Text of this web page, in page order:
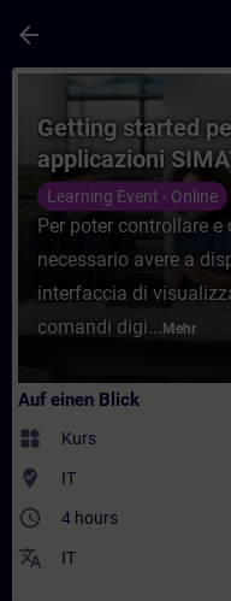
arrow_back
Kurs - Getting
Getting started
applicazioni
Learning Event - Online
Per poter controllare
necessario avere a
interfaccia di
comandi digi... Mehr
Auf einen Blick
widgets Kurs
where_to_vote IT
access_time 4 hours
translate IT